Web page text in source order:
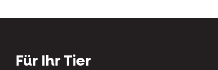
Für Ihr Tier